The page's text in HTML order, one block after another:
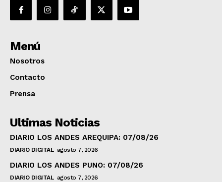
Menú
Nosotros
Contacto
Prensa
Ultimas Noticias
DIARIO LOS ANDES AREQUIPA: 07/08/26
DIARIO DIGITAL agosto 7, 2026
DIARIO LOS ANDES PUNO: 07/08/26
DIARIO DIGITAL agosto 7, 2026